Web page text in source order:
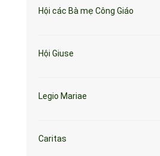
Hội các Bà mẹ Công Giáo
Hội Giuse
Legio Mariae
Caritas